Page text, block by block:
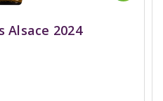
Alsace 2024